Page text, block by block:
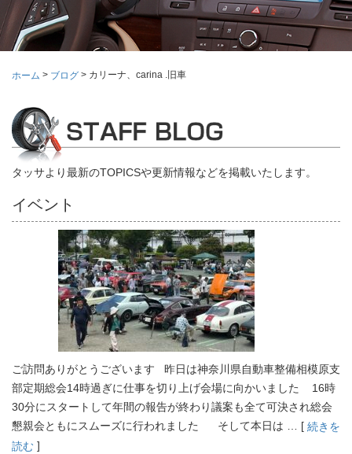
ホーム > ブログ > カリーナ、carina .旧車
タッサより最新のTOPICSや更新情報などを掲載いたします。
イベント
ご訪問ありがとうございます 昨日は神奈川県自動車整備相模原支
部定期総会14時過ぎに仕事を切り上げ会場に向かいました 16時
30分にスタートして年間の報告が終わり議案も全て可決され総会
懇親会ともにスムーズに行われました そして本日は … [ 続きを
読む ]